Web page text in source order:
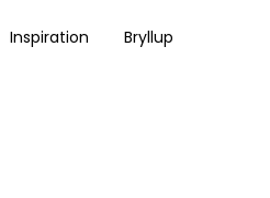
Inspiration Bryllup